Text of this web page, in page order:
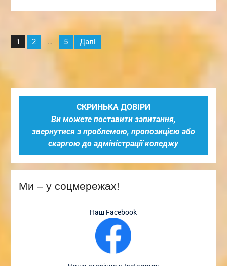
Пагінація
записів
1 2 … 5 Далі
СКРИНЬКА ДОВІРИ
Ви можете поставити запитання,
звернутися з проблемою, пропозицією або
скаргою до адміністрації коледжу
Ми – у соцмережах!
Наш Facebook